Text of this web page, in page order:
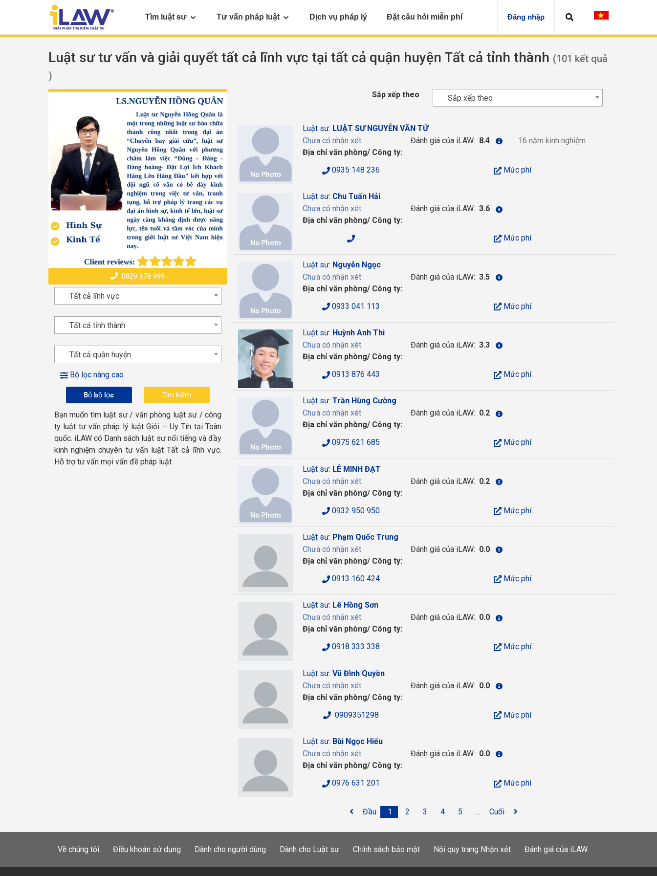
Tìm luật sư Tư vấn pháp luật Dịch vụ pháp lý Đặt câu hỏi miễn phí Đăng nhập
Luật sư tư vấn và giải quyết tất cả lĩnh vực tại tất cả quận huyện Tất cả tỉnh thành (101 kết quả
)
Sắp xếp theo Sắp xếp theo
0829 678 999
Tất cả lĩnh vực
Tất cả tỉnh thành
Tất cả quận huyện
Bộ lọc nâng cao
Bỏ bộ lọc
Bạn muốn tìm luật sư / văn phòng luật sư / công
ty luật tư vấn pháp lý luật Giỏi – Uy Tín tại Toàn
quốc. iLAW có Danh sách luật sư nổi tiếng và đầy
kinh nghiệm chuyên tư vấn luật Tất cả lĩnh vực.
Hỗ trợ tư vấn mọi vấn đề pháp luật
Luật sư: LUẬT SƯ NGUYỄN VĂN TỨ
Chưa có nhận xét
Đánh giá của iLAW: 8.4
16 năm kinh nghiệm
Địa chỉ văn phòng/ Công ty:
0935 148 236
Mức phí
Luật sư: Chu Tuấn Hải
Chưa có nhận xét
Đánh giá của iLAW: 3.6
Địa chỉ văn phòng/ Công ty:
Mức phí
Luật sư: Nguyễn Ngọc
Chưa có nhận xét
Đánh giá của iLAW: 3.5
Địa chỉ văn phòng/ Công ty:
0933 041 113
Mức phí
Luật sư: Huỳnh Anh Thi
Chưa có nhận xét
Đánh giá của iLAW: 3.3
Địa chỉ văn phòng/ Công ty:
0913 876 443
Mức phí
Luật sư: Trần Hùng Cường
Chưa có nhận xét
Đánh giá của iLAW: 0.2
Địa chỉ văn phòng/ Công ty:
0975 621 685
Mức phí
Luật sư: LÊ MINH ĐẠT
Chưa có nhận xét
Đánh giá của iLAW: 0.2
Địa chỉ văn phòng/ Công ty:
0932 950 950
Mức phí
Luật sư: Phạm Quốc Trung
Chưa có nhận xét
Đánh giá của iLAW: 0.0
Địa chỉ văn phòng/ Công ty:
0913 160 424
Mức phí
Luật sư: Lê Hồng Sơn
Chưa có nhận xét
Đánh giá của iLAW: 0.0
Địa chỉ văn phòng/ Công ty:
0918 333 338
Mức phí
Luật sư: Vũ Đình Quyền
Chưa có nhận xét
Đánh giá của iLAW: 0.0
Địa chỉ văn phòng/ Công ty:
0909351298
Mức phí
Luật sư: Bùi Ngọc Hiếu
Chưa có nhận xét
Đánh giá của iLAW: 0.0
Địa chỉ văn phòng/ Công ty:
0976 631 201
Mức phí
Đầu 1 2 3 4 5 ... Cuối
Về chúng tôi Điều khoản sử dụng Dành cho người dùng Dành cho Luật sư Chính sách bảo mật Nội quy trang Nhận xét Đánh giá của iLAW